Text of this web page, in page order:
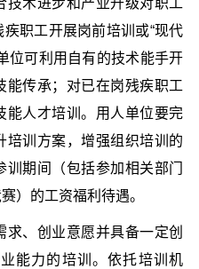
技术进步和产业升级对职工
职工开展岗前培训或“现代
位可利用自有的技术能手开
能传承；对已在岗残疾职工
能人才培训。用人单位要完
培训方案，增强组织培训的
期间（包括参加相关部门
）的工资福利待遇。
求、创业意愿并具备一定创
能力的培训。依托培训机